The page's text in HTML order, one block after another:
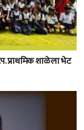
प्राथमिक शाळेला भेट